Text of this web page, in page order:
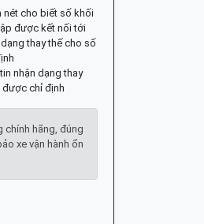
nét cho biết số khối
được kết nối tới
thay thế cho số
nhận dạng thay
chỉ định
chính hãng, đúng
xe vận hành ổn